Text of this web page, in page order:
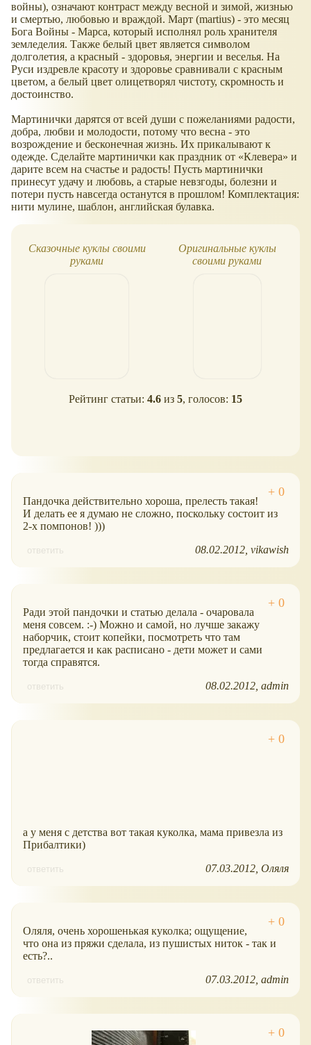
войны), означают контраст между весной и зимой, жизнью
и смертью, любовью и враждой. Март (martius) - это месяц
Бога Войны - Марса, который исполнял роль хранителя
земледелия. Также белый цвет является символом
долголетия, а красный - здоровья, энергии и веселья. На
Руси издревле красоту и здоровье сравнивали с красным
цветом, а белый цвет олицетворял чистоту, скромность и
достоинство.
Мартинички дарятся от всей души с пожеланиями радости,
добра, любви и молодости, потому что весна - это
возрождение и бесконечная жизнь. Их прикалывают к
одежде. Сделайте мартинички как праздник от
Клевера
и
дарите всем на счастье и радость! Пусть мартинички
принесут удачу и любовь, а старые невзгоды, болезни и
потери пусть навсегда останутся в прошлом! Комплектация:
нити мулине, шаблон, английская булавка.
Сказочные куклы своими
руками
Оригинальные куклы
своими руками
Рейтинг статьи: 4.6 из 5, голосов: 15
Пандочка действительно хороша, прелесть такая!
И делать ее я думаю не сложно, поскольку состоит из
2-х помпонов! )))
ответить 08.02.2012 vikawish
Ради этой пандочки и статью делала - очаровала
меня совсем. :-) Можно и самой, но лучше закажу
наборчик, стоит копейки, посмотреть что там
предлагается и как расписано - дети может и сами
тогда справятся.
ответить 08.02.2012 admin
а у меня с детства вот такая куколка, мама привезла из
Прибалтики)
ответить 07.03.2012 Оляля
Оляля, очень хорошенькая куколка; ощущение,
что она из пряжи сделала, из пушистых ниток - так и
есть?..
ответить 07.03.2012 admin